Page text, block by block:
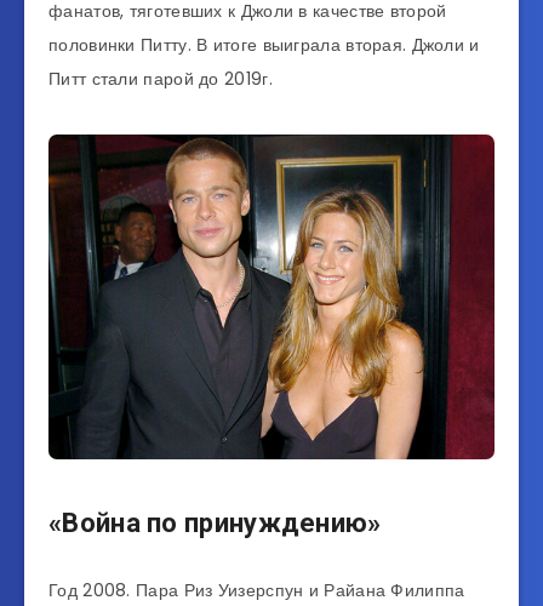
фанатов, тяготевших к Джоли в качестве второй
половинки Питту. В итоге выиграла вторая. Джоли и
Питт стали парой до 2019г.
«Война по принуждению»
Год 2008. Пара Риз Уизерспун и Райана Филиппа